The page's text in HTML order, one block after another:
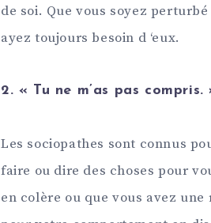
de soi. Que vous soyez
ayez toujours besoin d ‘eux.
2. « Tu ne m’as pas compris.
Les sociopathes sont connus
faire ou dire des choses pour
en colère ou que vous avez